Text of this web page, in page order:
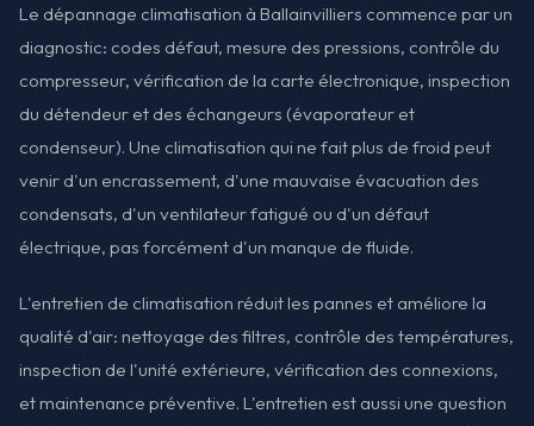
Le dépannage climatisation à Ballainvilliers commence par un
diagnostic: codes défaut, mesure des pressions, contrôle du
compresseur, vérification de la carte électronique, inspection
du détendeur et des échangeurs (évaporateur et
condenseur). Une climatisation qui ne fait plus de froid peut
venir d'un encrassement, d'une mauvaise évacuation des
condensats, d'un ventilateur fatigué ou d'un défaut
électrique, pas forcément d'un manque de fluide.
L'entretien de climatisation réduit les pannes et améliore la
qualité d'air: nettoyage des filtres, contrôle des températures,
inspection de l'unité extérieure, vérification des connexions,
et maintenance préventive. L'entretien est aussi une question